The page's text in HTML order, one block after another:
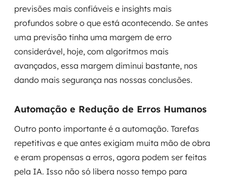
previsões mais confiáveis e insights mais
profundos sobre o que está acontecendo. Se antes
uma previsão tinha uma margem de erro
considerável, hoje, com algoritmos mais
avançados, essa margem diminui bastante, nos
dando mais segurança nas nossas conclusões.
Automação e Redução de Erros Humanos
Outro ponto importante é a automação. Tarefas
repetitivas e que antes exigiam muita mão de obra
e eram propensas a erros, agora podem ser feitas
pela IA. Isso não só libera nosso tempo para